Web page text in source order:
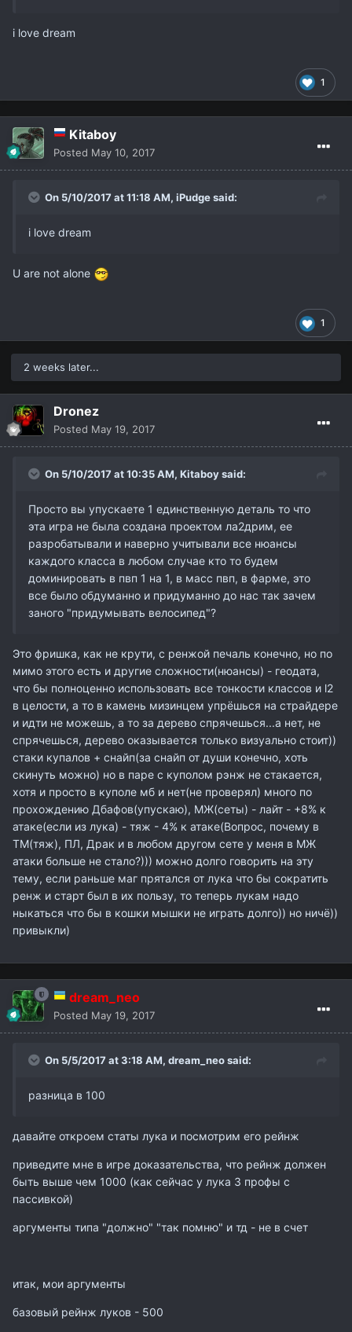
i love dream
1
Kitaboy
Posted May 10, 2017
On 5/10/2017 at 11:18 AM, iPudgesaid:
i love dream
U are not alone
1
2 weeks later...
Dronez
Posted May 19, 2017
On 5/10/2017 at 10:35 AM, Kitaboysaid:
Просто вы упускаете 1 единственную деталь то что
эта игра не была создана проектом ла2дрим, ее
разробатывали и наверно учитывали все нюансы
каждого класса в любом случае кто то будем
доминировать в пвп 1 на 1, в масс пвп, в фарме, это
все было обдуманно и придуманно до нас так зачем
заного "придумывать велосипед"?
Это фришка, как не крути, с ренжой печаль конечно, но по
мимо этого есть и другие сложности(нюансы) - геодата,
что бы полноценно использовать все тонкости классов и l2
в целости, а то в камень мизинцем упрёшься на страйдере
и идти не можешь, а то за дерево спрячешься...а нет, не
спрячешься, дерево оказывается только визуально стоит))
стаки купалов + снайп(за снайп от души конечно, хоть
скинуть можно) но в паре с куполом рэнж не стакается,
хотя и просто в куполе мб и нет(не проверял) много по
прохождению Дбафов(упускаю), МЖ(сеты) - лайт - +8% к
атаке(если из лука) - тяж - 4% к атаке(Вопрос, почему в
ТМ(тяж), ПЛ, Драк и в любом другом сете у меня в МЖ
атаки больше не стало?))) можно долго говорить на эту
тему, если раньше маг прятался от лука что бы сократить
ренж и старт был в их пользу, то теперь лукам надо
ныкаться что бы в кошки мышки не играть долго)) но ничё))
привыкли)
dream_neo
Posted May 19, 2017
On 5/5/2017 at 3:18 AM, dream_neosaid:
разница в 100
давайте откроем статы лука и посмотрим его рейнж
приведите мне в игре доказательства, что рейнж должен
быть выше чем 1000 (как сейчас у лука 3 профы с
пассивкой)
аргументы типа "должно" "так помню" и тд - не в счет
итак, мои аргументы
базовый рейнж луков - 500